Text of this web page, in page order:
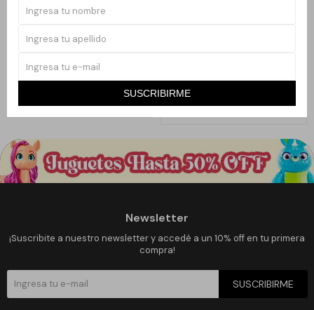
SUSCRIBIRME
LlegaMAÑANA
LA JUNGLA
Newsletter
¡Suscribite a nuestro newsletter y accedé a un 10% off en tu primera
compra!
SUSCRIBIRME